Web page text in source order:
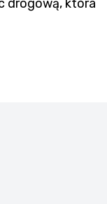
drogową, która